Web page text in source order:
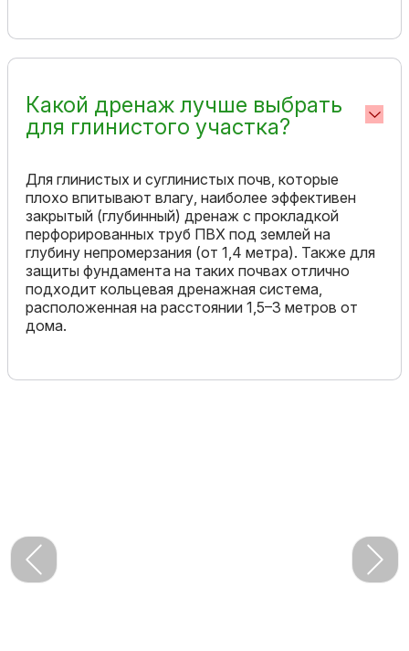
Какой дренаж лучше выбрать
для глинистого участка?
Для глинистых и суглинистых почв, которые
плохо впитывают влагу, наиболее эффективен
закрытый (глубинный) дренаж с прокладкой
перфорированных труб ПВХ под землей на
глубину непромерзания (от 1,4 метра). Также для
защиты фундамента на таких почвах отлично
подходит кольцевая дренажная система,
расположенная на расстоянии 1,5–3 метров от
дома.